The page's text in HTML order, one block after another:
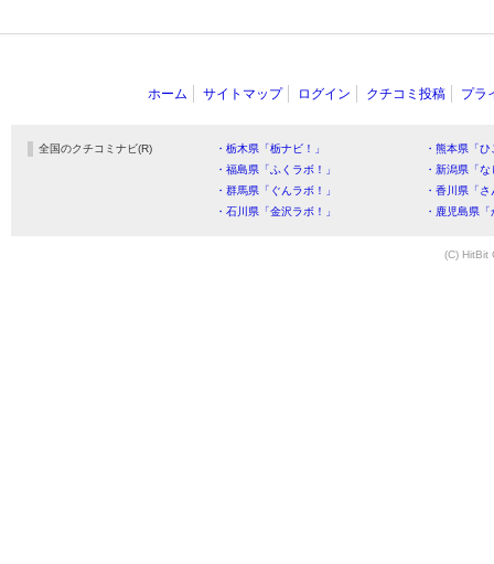
ホーム サイトマップ ログイン クチコミ投稿 プラ
全国のクチコミナビ(R) ・栃木県「栃ナビ！」
・熊本県「
・福島県「ふくラボ！」
・新潟県「
・群馬県「ぐんラボ！」
・香川県「
・石川県「金沢ラボ！」
・鹿児島県
(C) HitBit